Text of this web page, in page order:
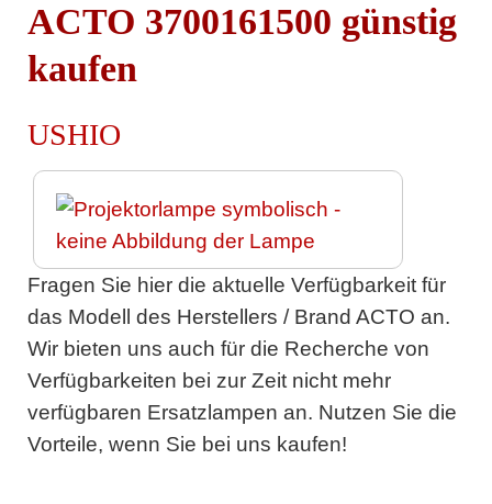
ACTO 3700161500 günstig
kaufen
USHIO
Fragen Sie hier die aktuelle Verfügbarkeit für
das Modell des Herstellers / Brand ACTO an.
Wir bieten uns auch für die Recherche von
Verfügbarkeiten bei zur Zeit nicht mehr
verfügbaren Ersatzlampen an. Nutzen Sie die
Vorteile, wenn Sie bei uns kaufen!